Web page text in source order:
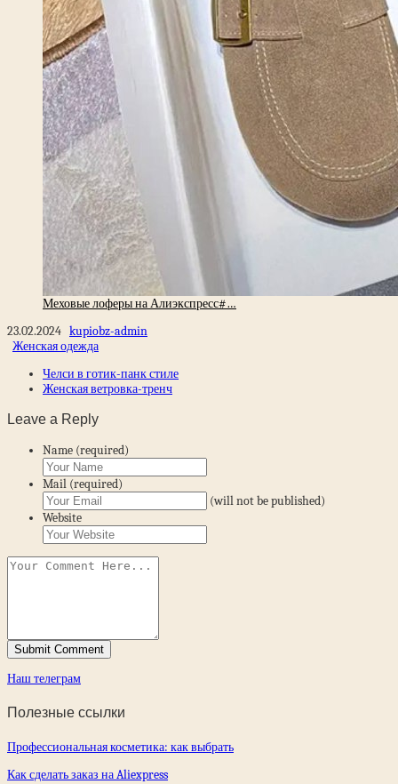
Меховые лоферы на Алиэкспресс#…
23.02.2024 kupiobz-admin
Женская одежда
Челси в готик-панк стиле
Женская ветровка-тренч
Leave a Reply
Name (required)
Mail (required)
(will not be published)
Website
Наш телеграм
Полезные ссылки
Профессиональная косметика: как выбрать
Как сделать заказ на Aliexpress